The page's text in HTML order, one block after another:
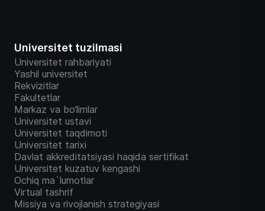
Universitet tuzilmasi
Universitet rahbariyati
Yashil universitet
Rekvizitlar
Fakultetlar
Markaz va bo‘limlar
Universitet ustavi
Universitet taqdimoti
Universitet tarixi
Davlat akkreditatsiyasi haqida sertifikat
Universitet kuzatuv kengashi
Ochiq ma`lumotlar
Virtual tashrif
Missiya va rivojlanish strategiyasi